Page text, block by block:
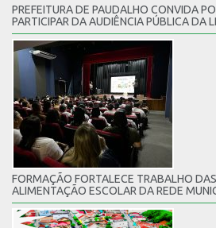
PREFEITURA DE PAUDALHO CONVIDA
PARTICIPAR DA AUDIÊNCIA PÚBLICA DA
FORMAÇÃO FORTALECE TRABALHO
ALIMENTAÇÃO ESCOLAR DA REDE